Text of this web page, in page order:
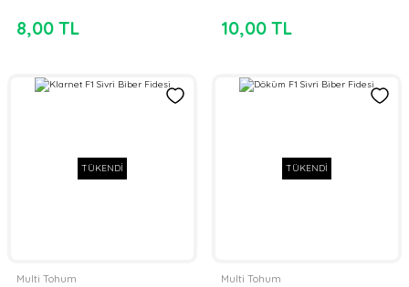
8,00 TL 10,00 TL
TÜKENDİ
Multi Tohum
TÜKENDİ
Multi Tohum